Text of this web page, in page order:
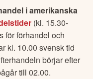
i amerikanska
(kl. 15.30-
för förhandel och
kl. 10.00 svensk tid
börjar efter
till 02.00.